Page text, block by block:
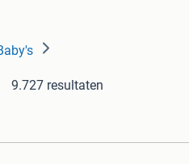
9.727 resultaten